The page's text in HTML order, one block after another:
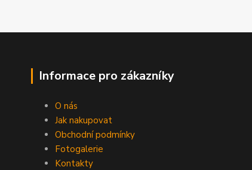
Informace pro zákazníky
O nás
Jak nakupovat
Obchodní podmínky
Fotogalerie
Kontakty